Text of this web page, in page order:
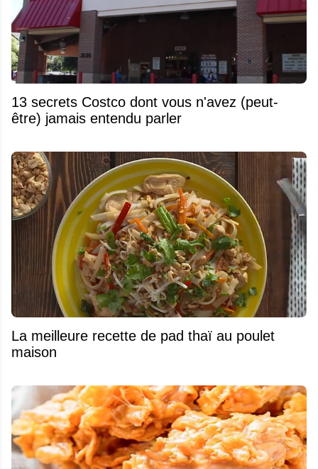
13 secrets Costco dont vous n'avez (peut-
être) jamais entendu parler
La meilleure recette de pad thaï au poulet
maison